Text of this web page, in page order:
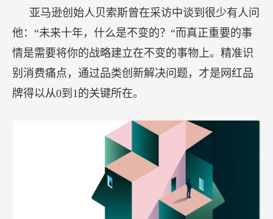
亚马逊创始人贝索斯曾在采访中谈到很少有人问
他：“未来十年，什么是不变的？“而真正重要的事
情是需要将你的战略建立在不变的事物上。精准识
别消费痛点，通过品类创新解决问题，才是网红品
牌得以从0到1的关键所在。